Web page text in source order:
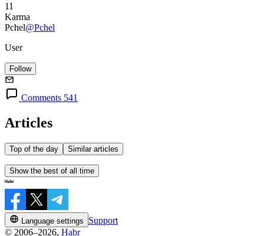
11
Karma
Pchel@Pchel
User
Follow
Comments 541
Articles
Top of the day Similar articles
Show the best of all time
Language settings
Support
© 2006–2026, Habr